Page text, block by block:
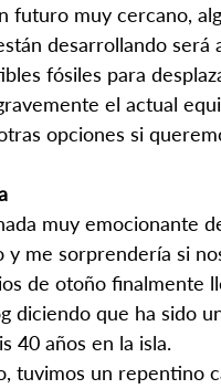
futuro muy cercano,
desarrollando
fósiles para
el actual
opciones si
muy emocionante
me sorprendería si
de otoño finalmente
diciendo que ha sido
40 años en la isla.
tuvimos un repentino